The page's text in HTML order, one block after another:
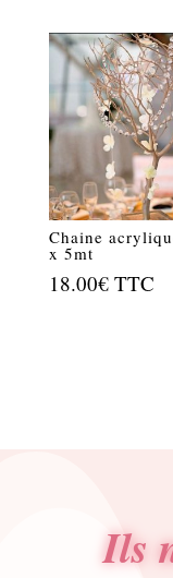
Chaine
x 5mt
18.00€ TTC
Ils